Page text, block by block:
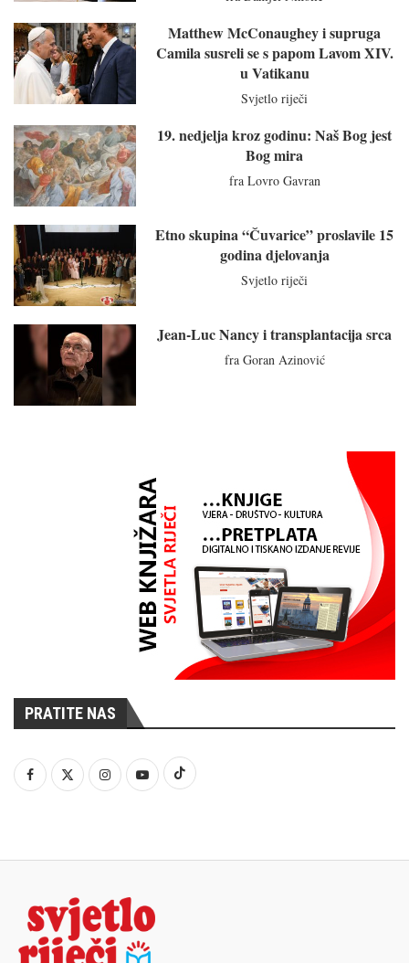
Matthew McConaughey i supruga
Camila susreli se s papom Lavom XIV.
u Vatikanu
Svjetlo riječi
19. nedjelja kroz godinu: Naš Bog jest
Bog mira
fra Lovro Gavran
Etno skupina “Čuvarice” proslavile 15
godina djelovanja
Svjetlo riječi
Jean-Luc Nancy i transplantacija srca
fra Goran Azinović
PRATITE NAS